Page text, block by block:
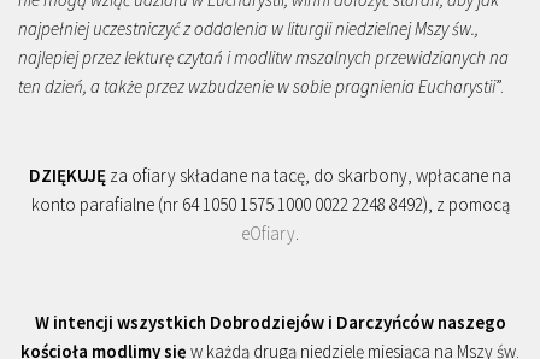
najpełniej uczestniczyć z oddalenia w liturgii niedzielnej Mszy św.,
najlepiej przez lekturę czytań i modlitw mszalnych przewidzianych na
ten dzień, a także przez wzbudzenie w sobie pragnienia Eucharystii”.
DZIĘKUJĘ za ofiary składane na tacę, do skarbony, wpłacane na
konto parafialne (nr 64 1050 1575 1000 0022 2248 8492), z pomocą
eOfiary.
W intencji wszystkich Dobrodziejów i Darczyńców naszego
kościoła modlimy się w każdą drugą niedzielę miesiąca na Mszy św.